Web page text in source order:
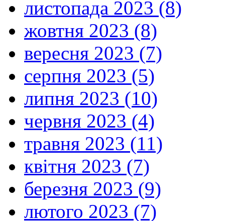
листопада 2023 (8)
жовтня 2023 (8)
вересня 2023 (7)
серпня 2023 (5)
липня 2023 (10)
червня 2023 (4)
травня 2023 (11)
квітня 2023 (7)
березня 2023 (9)
лютого 2023 (7)